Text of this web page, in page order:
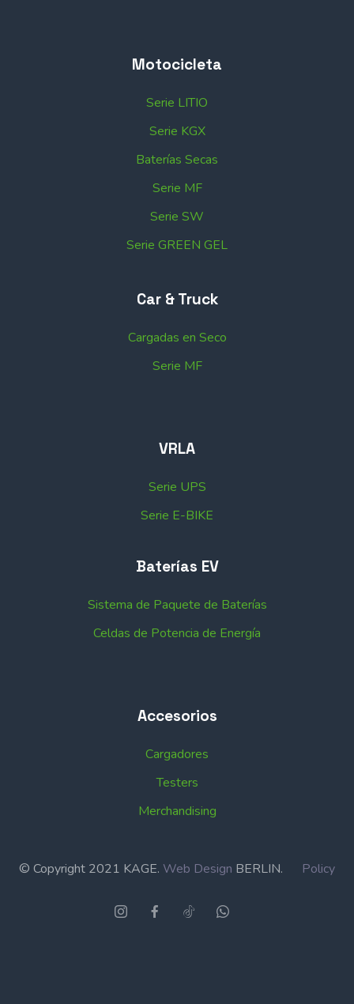
Motocicleta
Serie LITIO
Serie KGX
Baterías Secas
Serie MF
Serie SW
Serie GREEN GEL
Car & Truck
Cargadas en Seco
Serie MF
VRLA
Serie UPS
Serie E-BIKE
Baterías EV
Sistema de Paquete de Baterías
Celdas de Potencia de Energía
Accesorios
Cargadores
Testers
Merchandising
© Copyright 2021 KAGE. Web Design BERLIN. Policy